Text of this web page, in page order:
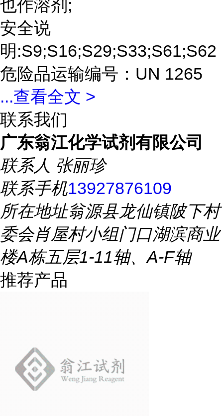
也作溶剂;
安全说
明:S9;S16;S29;S33;S61;S62
危险品运输编号：UN 1265
...查看全文 >
联系我们
广东翁江化学试剂有限公司
联系人 张丽珍
联系手机13927876109
所在地址翁源县龙仙镇陂下村
委会肖屋村小组门口湖滨商业
楼A栋五层1-11轴、A-F轴
推荐产品